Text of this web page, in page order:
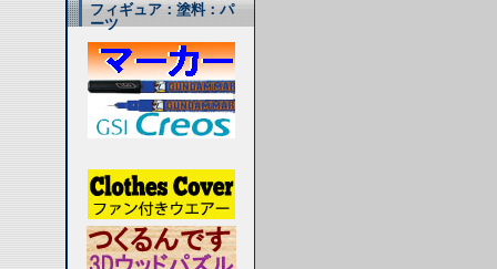
フィギュア：塗料：パ
ーツ